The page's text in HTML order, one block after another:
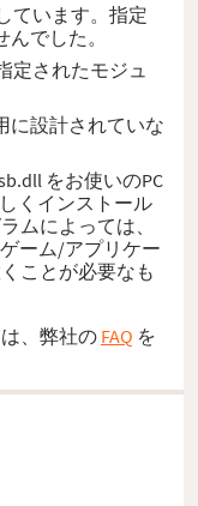
ています。指定
でした。
定されたモジュ
に設計されていな
をお使いのPC
くインストール
ムによっては、
ーム/アプリケー
ことが必要なも
、弊社の FAQ を